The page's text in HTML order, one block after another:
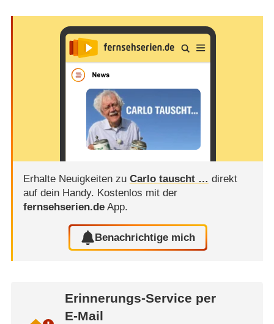
Erhalte Neuigkeiten zu Carlo tauscht … direkt
auf dein Handy. Kostenlos mit der
fernsehserien.deApp.
Benachrichtige mich
Erinnerungs-Service per
E-Mail